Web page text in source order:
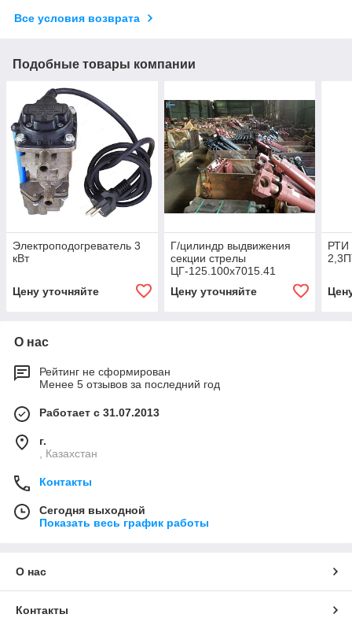
Все условия возврата
Подобные товары компании
Электроподогреватель 3
кВт
Цену уточняйте
Г/цилиндр выдвижения
секции стрелы
ЦГ-125.100х7015.41
Цену уточняйте
РТИ
О нас
Рейтинг не сформирован
Менее 5 отзывов за последний год
Работает с 31.07.2013
г.
, Казахстан
Контакты
Сегодня выходной
Показать весь график работы
О нас
Контакты